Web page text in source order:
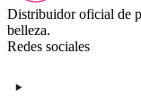
Distribuidor oficial de
belleza.
Redes sociales